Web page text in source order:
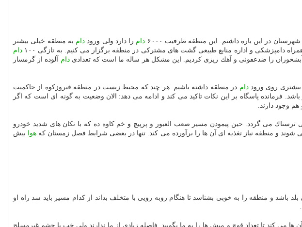
در این باره داشتم. این منطقه ظرفیت ۶۰۰۰ دام را دارد ولی ورود دام به منطقه خیلی بیشتر
دامپزشكی و اداره منابع طبیعی گشت های مشتركی در منطقه برگزار می كنیم. به تازگی ۱۰۰
دام
دام آلوده از گرمسار
بیشتری روی وروددام در منطقه داشته باشیم. هر چند كه محیط زیست در منطقه فیروزكوه از حاكمیت
باشد. فرمانده پاسگاه بر این نكات تاكید می كند و ادامه می دهد: الان وضعیت به گونه ای است كه اگر
وجود دارند.
می گردد. حین پیمودن مسیر صعب العبور و پرپیچ و خم كاوه ده كه با تكان های شدید خودرو
و منطقه نیاز تغذیه ای آن ها را برآورده می كند. تنها در بعضی شرایط فصل زمستان كه هوا بیش
و منطقه را به خوبی بشناسد تا هنگام روبه رویی با متخلف بداند از كدام مسیر باید سد راه او
می كند تا تعداد قوچ و میش ها را به ما بگویید. فاصله زیادی از ما ندارند ولی خب با چشم غیرمسلح